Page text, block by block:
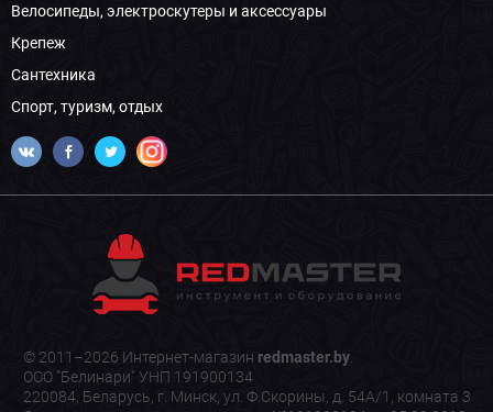
Велосипеды, электроскутеры и аксессуары
Крепеж
Сантехника
Спорт, туризм, отдых
© 2011–2026 Интернет-магазин redmaster.by.
ООО "Белинари" УНП 191900134
220084, Беларусь, г. Минск, ул. Ф.Скорины, д. 54А/1, комната 3